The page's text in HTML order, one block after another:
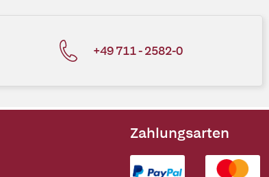
+49 711 - 2582-0
Zahlungsarten